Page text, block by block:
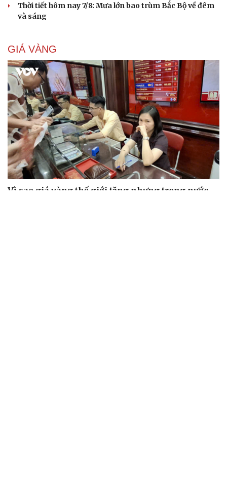
Thời tiết hôm nay 7/8: Mưa lớn bao trùm Bắc Bộ về đêm
và sáng
GIÁ VÀNG
Vì sao giá vàng thế giới tăng nhưng trong nước